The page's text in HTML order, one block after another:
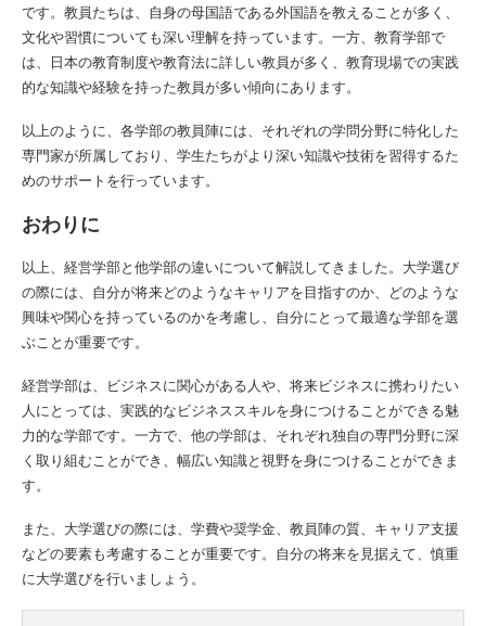
です。教員たちは、自身の母国語である外国語を教えることが多く、
文化や習慣についても深い理解を持っています。一方、教育学部で
は、日本の教育制度や教育法に詳しい教員が多く、教育現場での実践
的な知識や経験を持った教員が多い傾向にあります。
以上のように、各学部の教員陣には、それぞれの学問分野に特化した
専門家が所属しており、学生たちがより深い知識や技術を習得するた
めのサポートを行っています。
おわりに
以上、経営学部と他学部の違いについて解説してきました。大学選び
の際には、自分が将来どのようなキャリアを目指すのか、どのような
興味や関心を持っているのかを考慮し、自分にとって最適な学部を選
ぶことが重要です。
経営学部は、ビジネスに関心がある人や、将来ビジネスに携わりたい
人にとっては、実践的なビジネススキルを身につけることができる魅
力的な学部です。一方で、他の学部は、それぞれ独自の専門分野に深
く取り組むことができ、幅広い知識と視野を身につけることができま
す。
また、大学選びの際には、学費や奨学金、教員陣の質、キャリア支援
などの要素も考慮することが重要です。自分の将来を見据えて、慎重
に大学選びを行いましょう。